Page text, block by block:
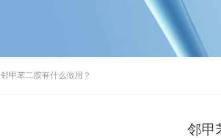
邻甲
邻甲苯二胺有什么做用？